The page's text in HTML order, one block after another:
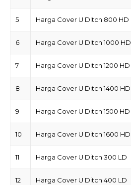
5 Harga Cover U Ditch 800 HD
6 Harga Cover U Ditch 1000 HD
7 Harga Cover U Ditch 1200 HD
8 Harga Cover U Ditch 1400 HD
9 Harga Cover U Ditch 1500 HD
10 Harga Cover U Ditch 1600 HD
11 Harga Cover U Ditch 300 LD
12 Harga Cover U Ditch 400 LD